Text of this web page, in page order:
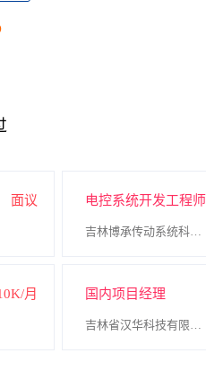
面议 电控系统开发工程师
吉林博承传动系统科技有限公司
月 国内项目经理
吉林省汉华科技有限公司